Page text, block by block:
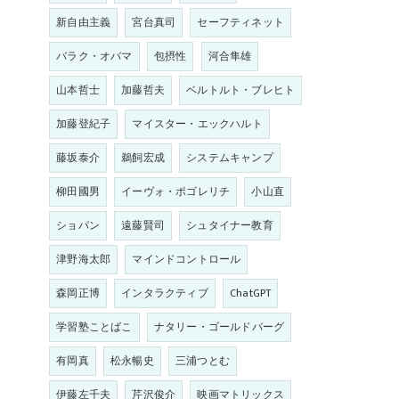
新自由主義
宮台真司
セーフティネット
バラク・オバマ
包摂性
河合隼雄
山本哲士
加藤哲夫
ベルトルト・ブレヒト
加藤登紀子
マイスター・エックハルト
藤坂泰介
鵜飼宏成
システムキャンプ
柳田國男
イーヴォ・ポゴレリチ
小山直
ショパン
遠藤賢司
シュタイナー教育
津野海太郎
マインドコントロール
森岡正博
インタラクティブ
ChatGPT
学習塾ことばこ
ナタリー・ゴールドバーグ
有岡真
松永暢史
三浦つとむ
伊藤左千夫
芹沢俊介 映画マトリックス